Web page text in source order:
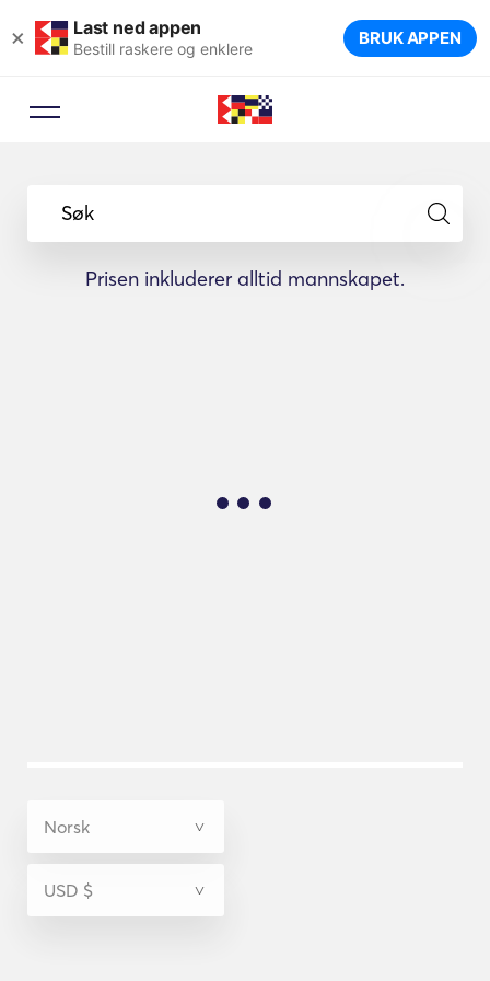
× Last ned appen
Bestill raskere og enklere BRUK APPEN
Søk
Prisen inkluderer alltid mannskapet.